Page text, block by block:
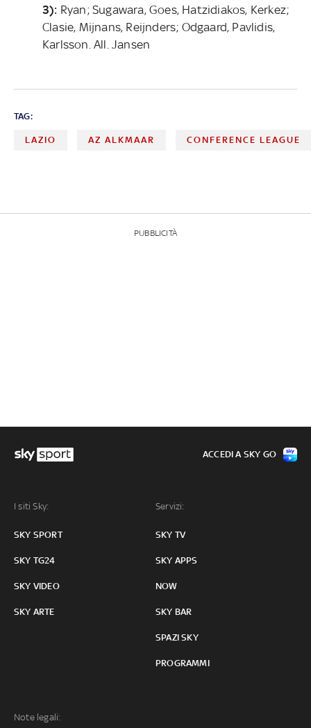
3): Ryan; Sugawara, Goes, Hatzidiakos, Kerkez;
Clasie, Mijnans, Reijnders; Odgaard, Pavlidis,
Karlsson. All. Jansen
TAG:
LAZIO AZ ALKMAAR CONFERENCE LEAGUE
PUBBLICITÀ
I siti Sky:
SKY SPORT
SKY TG24
SKY VIDEO
SKY ARTE
Servizi:
SKY TV
SKY APPS
NOW
SKY BAR
SPAZI SKY
PROGRAMMI
Note legali:
ACCEDI A SKY GO